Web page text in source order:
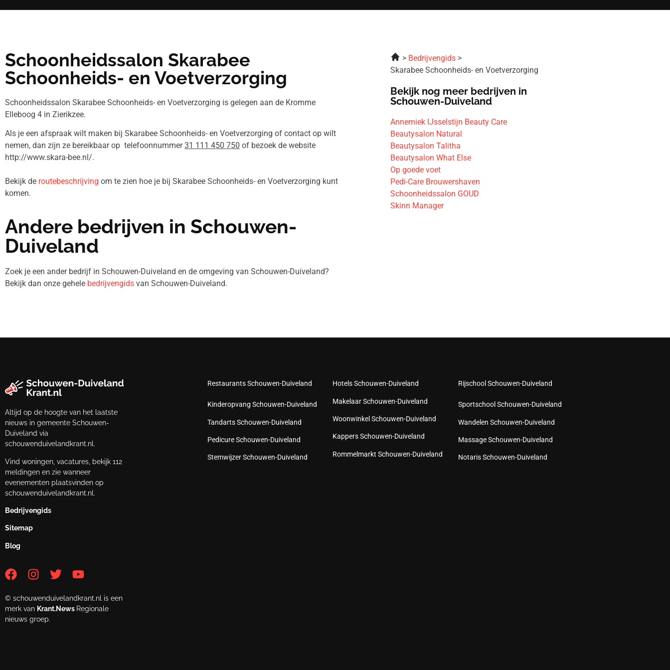
Schoonheidssalon Skarabee
Schoonheids- en Voetverzorging
Schoonheidssalon Skarabee Schoonheids- en Voetverzorging is gelegen aan de Kromme
Elleboog 4 in Zierikzee.
Als je een afspraak wilt maken bij Skarabee Schoonheids- en Voetverzorging of contact op wilt
nemen, dan zijn ze bereikbaar op telefoonnummer31 111 450 750 of bezoek de website
http://www.skara-bee.nl/.
Bekijk de routebeschrijving om te zien hoe je bij Skarabee Schoonheids- en Voetverzorging kunt
komen.
Andere bedrijven in Schouwen-
Duiveland
Zoek je een ander bedrijf in Schouwen-Duiveland en de omgeving van Schouwen-Duiveland?
Bekijk dan onze gehele bedrijvengids van Schouwen-Duiveland.
Bedrijvengids
Skarabee Schoonheids- en Voetverzorging
Bekijk nog meer bedrijven in
Schouwen-Duiveland
Annemiek IJsselstijn Beauty Care
Beautysalon Natural
Beautysalon Talitha
Beautysalon What Else
Op goede voet
Pedi-Care Brouwershaven
Schoonheidssalon GOUD
Skinn Manager
Altijd op de hoogte van het laatste
nieuws in gemeente Schouwen-
Duiveland via
schouwenduivelandkrant.nl.
Vind woningen, vacatures, bekijk 112
meldingen en zie wanneer
evenementen plaatsvinden op
schouwenduivelandkrant.nl.
Bedrijvengids
Sitemap
Blog
© schouwenduivelandkrant.nl is een
merk van Krant.News Regionale
nieuws groep.
Restaurants Schouwen-Duiveland
Kinderopvang Schouwen-Duiveland
Tandarts Schouwen-Duiveland
Pedicure Schouwen-Duiveland
Stemwijzer Schouwen-Duiveland
Hotels Schouwen-Duiveland
Makelaar Schouwen-Duiveland
Woonwinkel Schouwen-Duiveland
Kappers Schouwen-Duiveland
Rommelmarkt Schouwen-Duiveland
Rijschool Schouwen-Duiveland
Sportschool Schouwen-Duiveland
Wandelen Schouwen-Duiveland
Massage Schouwen-Duiveland
Notaris Schouwen-Duiveland